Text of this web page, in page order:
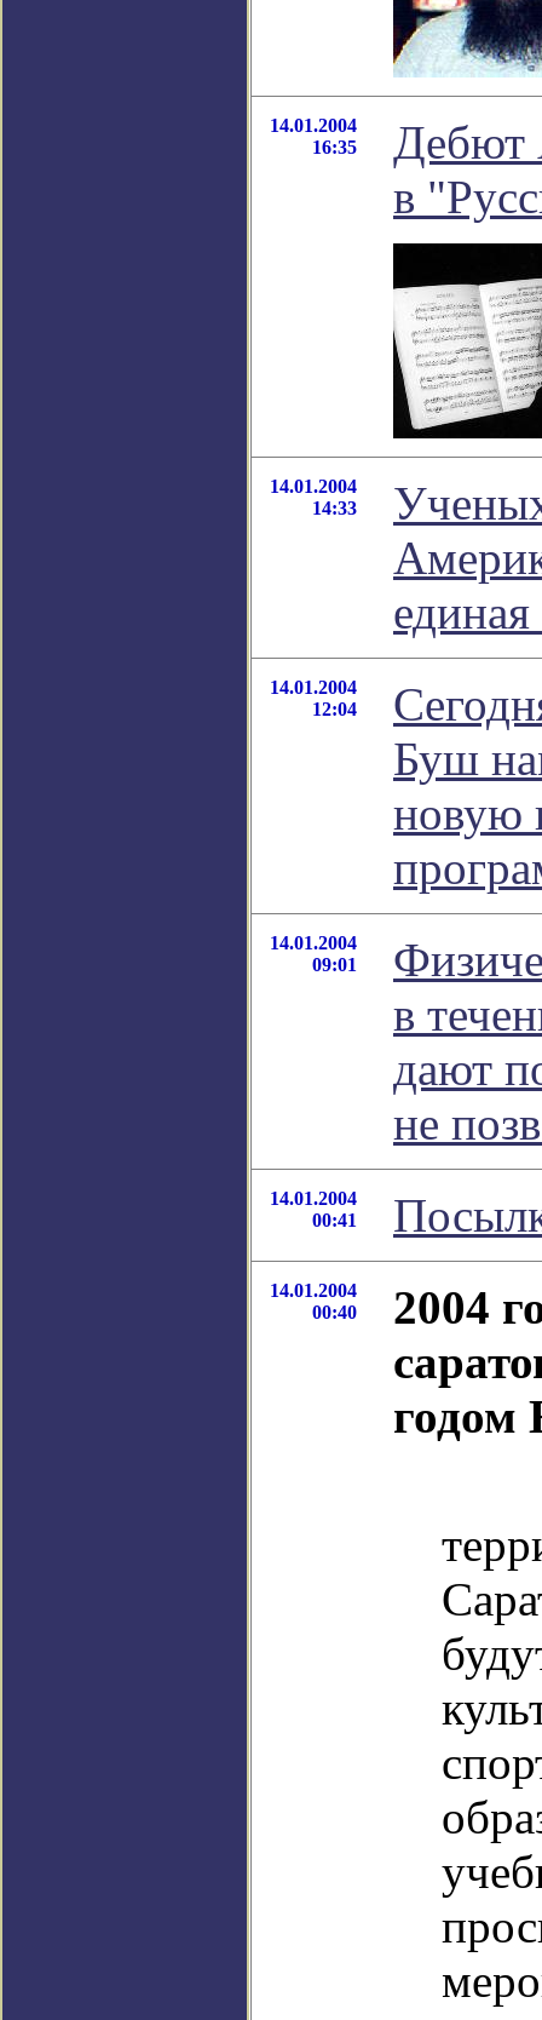
14.01.2004
16:35
Дебют
в
14.01.2004
14:33
единая
14.01.2004
12:04
Буш
новую
14.01.2004
09:01
в
дают
не
14.01.2004
00:41
14.01.2004
00:40
2004
годом